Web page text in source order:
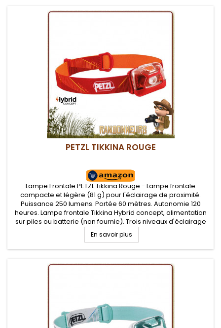
PETZL TIKKINA ROUGE
Lampe Frontale PETZL Tikkina Rouge - Lampe frontale
compacte et légère (81 g) pour l'éclairage de proximité.
Puissance 250 lumens. Portée 60 mètres. Autonomie 120
heures. Lampe frontale Tikkina Hybrid concept, alimentation
sur piles ou batterie (non fournie). Trois niveaux d'éclairage
(x3 blancs)
En savoir plus